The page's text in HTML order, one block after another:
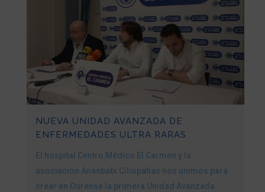
NUEVA UNIDAD AVANZADA DE
ENFERMEDADES ULTRA RARAS
El hospital Centro Médico El Carmen y la
asociación Anasbabi Ciliopatías nos unimos para
crear en Ourense la primera Unidad Avanzada